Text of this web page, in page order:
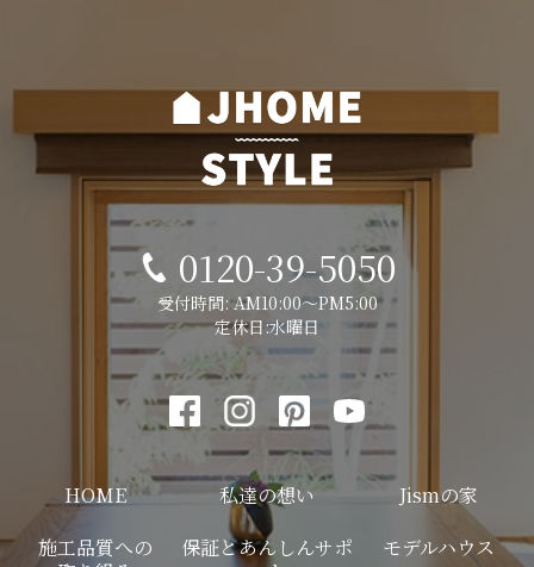
0120-39-5050
受付時間: AM10:00～PM5:00
定休日:水曜日
HOME 私達の想い
Jismの家
施工品質への
保証とあんしんサポ
モデルハウス